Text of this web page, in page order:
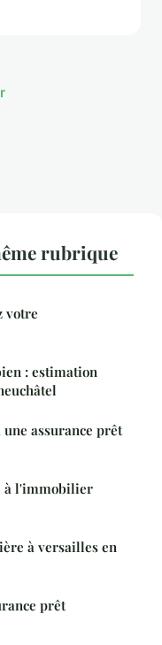
rubrique
votre
: estimation
une assurance prêt
à l'immobilier
à versailles en
prêt